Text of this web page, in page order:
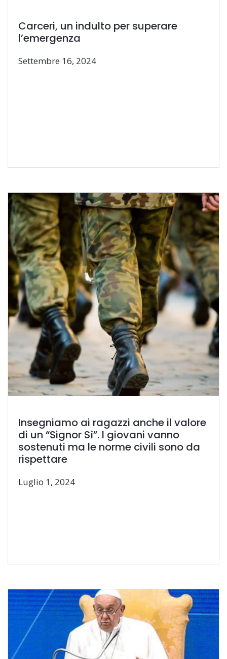
Carceri, un indulto per superare
l’emergenza
Settembre 16, 2024
Insegniamo ai ragazzi anche il valore
di un “Signor Sì”. I giovani vanno
sostenuti ma le norme civili sono da
rispettare
Luglio 1, 2024